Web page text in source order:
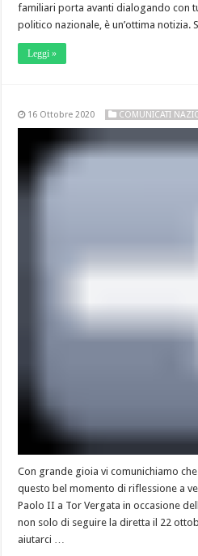
familiari porta avanti dialogando con
politico nazionale, è un’ottima notizia.
Leggi »
16 Ottobre 2020 COMUNICATI
Con grande gioia vi comunichiamo
questo bel momento di riflessione a
Paolo II a Tor Vergata in occasione
non solo di seguire la diretta il 22
aiutarci …